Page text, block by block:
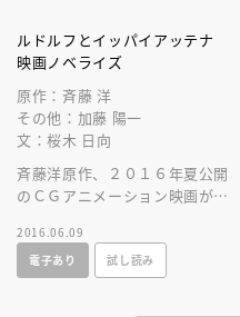
ルドルフとイッパイアッテナ
映画ノベライズ
原作：斉藤 洋
その他：加藤 陽一
文：桜木 日向
斉藤洋原作、２０１６年夏公開
のＣＧアニメーション映画が小
で映画を見ているような感覚で
楽しめます！
2016.06.09
電子あり
試し読み